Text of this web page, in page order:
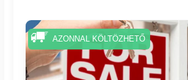
AZONNAL KÖLTÖZHETŐ